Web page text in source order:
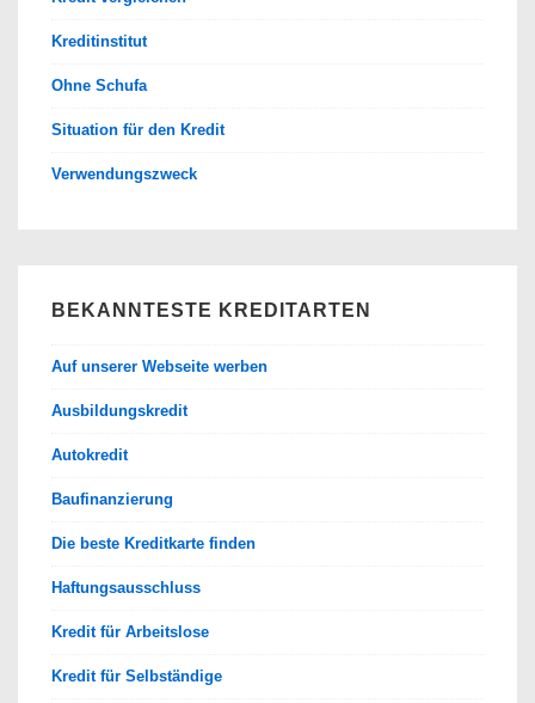
Kreditinstitut
Ohne Schufa
Situation für den Kredit
Verwendungszweck
BEKANNTESTE KREDITARTEN
Auf unserer Webseite werben
Ausbildungskredit
Autokredit
Baufinanzierung
Die beste Kreditkarte finden
Haftungsausschluss
Kredit für Arbeitslose
Kredit für Selbständige